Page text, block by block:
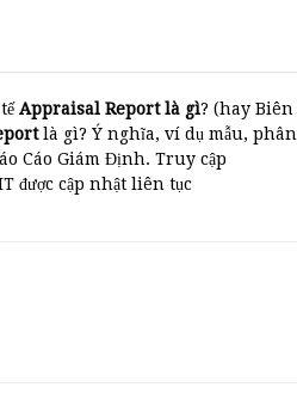
Appraisal Report là gì? (hay Biên
là gì? Ý nghĩa, ví dụ mẫu, phân
Cáo Giám Định. Truy cập
được cập nhật liên tục